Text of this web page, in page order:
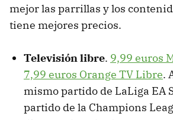
mejor las parrillas y los
tiene mejores precios.
Televisión libre. 9,99 euros
7,99 euros Orange TV Libre.
mismo partido de LaLiga EA
partido de la Champions